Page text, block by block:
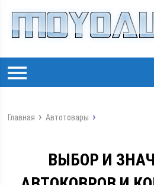
Главная Автотовары
ВЫБОР И